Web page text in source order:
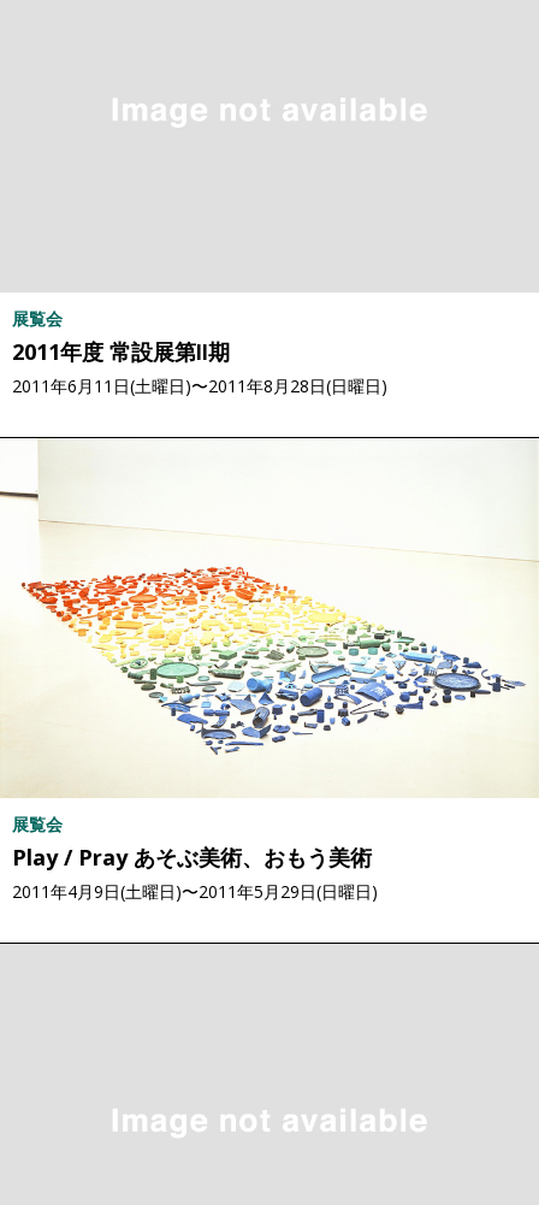
展覧会
2011年度 常設展第Ⅱ期
2011年6月11日(土曜日)〜2011年8月28日(日曜日)
展覧会
Play / Pray あそぶ美術、おもう美術
2011年4月9日(土曜日)〜2011年5月29日(日曜日)